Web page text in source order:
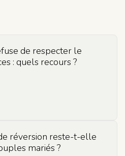
de respecter le
: quels recours ?
réversion reste-t-elle
mariés ?